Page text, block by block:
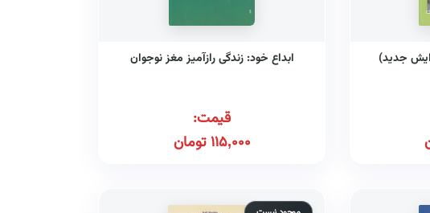
جدید) ابداع خود: زندگی رازآمیز مغز نوجوان
قیمت:
115,000تومان